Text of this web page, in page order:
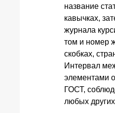
название
кавычках,
журнала
том и номер
скобках,
Интервал
элементами
ГОСТ,
любых